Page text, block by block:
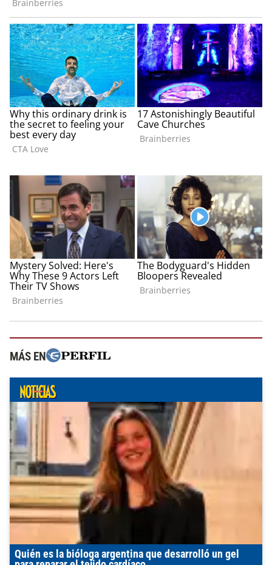
MÁS EN
Quién es la bióloga argentina que desarrolló un gel